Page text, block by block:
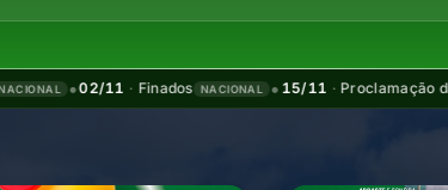
11·Finados NACIONAL •15/11·Proclamação da República